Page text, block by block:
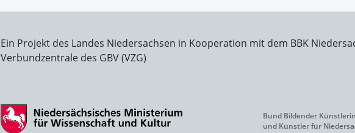
Ein Projekt des Landes Niedersachsen in Kooperation mit dem BBK
Verbundzentrale des GBV (VZG)
Bund Bildender
und Künstler für